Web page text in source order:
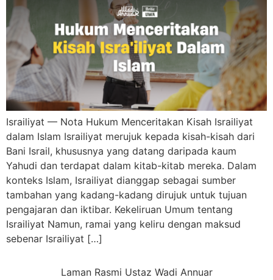
Israiliyat — Nota Hukum Menceritakan Kisah Israiliyat
dalam Islam Israiliyat merujuk kepada kisah-kisah dari
Bani Israil, khususnya yang datang daripada kaum
Yahudi dan terdapat dalam kitab-kitab mereka. Dalam
konteks Islam, Israiliyat dianggap sebagai sumber
tambahan yang kadang-kadang dirujuk untuk tujuan
pengajaran dan iktibar. Kekeliruan Umum tentang
Israiliyat Namun, ramai yang keliru dengan maksud
sebenar Israiliyat […]
Laman Rasmi Ustaz Wadi Annuar